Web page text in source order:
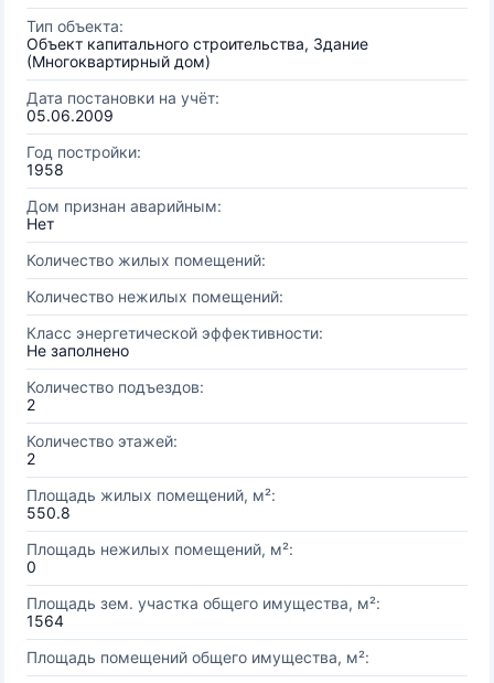
Тип объекта:
Объект капитального строительства, Здание
(Многоквартирный дом)
Дата постановки на учёт:
05.06.2009
Год постройки:
1958
Дом признан аварийным:
Нет
Количество жилых помещений:
Количество нежилых помещений:
Класс энергетической эффективности:
Не заполнено
Количество подъездов:
2
Количество этажей:
2
Площадь жилых помещений, м²:
550.8
Площадь нежилых помещений, м²:
0
Площадь зем. участка общего имущества, м²:
1564
Площадь помещений общего имущества, м²: